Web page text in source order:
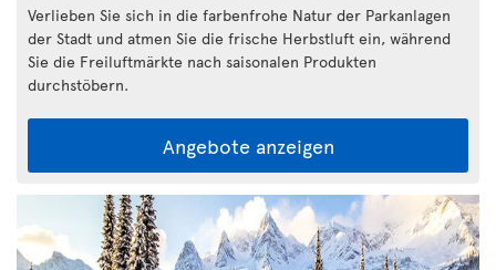
Verlieben Sie sich in die farbenfrohe Natur der Parkanlagen
der Stadt und atmen Sie die frische Herbstluft ein, während
Sie die Freiluftmärkte nach saisonalen Produkten
durchstöbern.
Angebote anzeigen